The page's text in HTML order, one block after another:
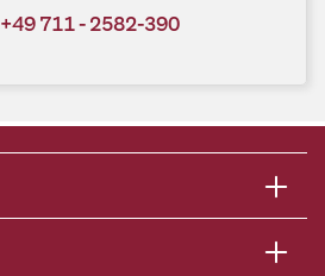
+49 711 - 2582-390